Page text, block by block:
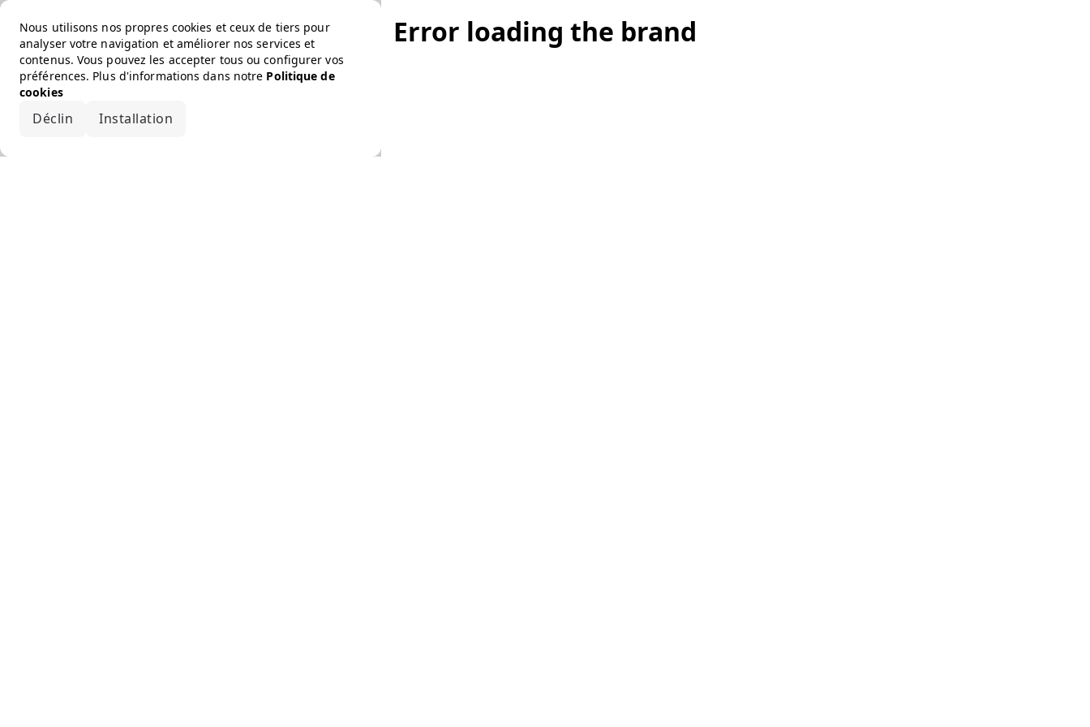
Nous utilisons nos propres cookies et ceux de tiers pour
analyser votre navigation et améliorer nos services et
contenus. Vous pouvez les accepter tous ou configurer vos
préférences. Plus d'informations dans notre Politique de
cookies
Déclin Installation
Error loading the brand